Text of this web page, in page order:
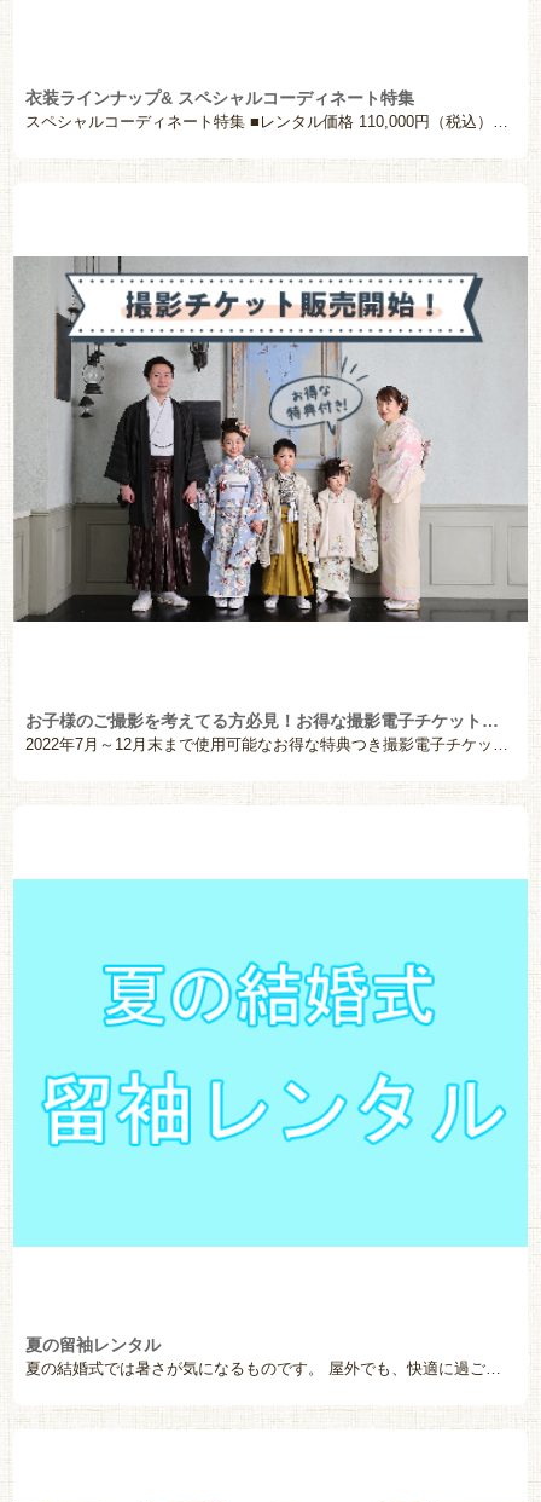
衣装ラインナップ& スペシャルコーディネート特集
お子様のご撮影を考えてる方必見！お得な撮影電子チケット販売開始
2022年7月～12月末まで使用可能なお得な特典つき撮影電子チケットを販売致します。利用予定のある方 […]
夏の留袖レンタル